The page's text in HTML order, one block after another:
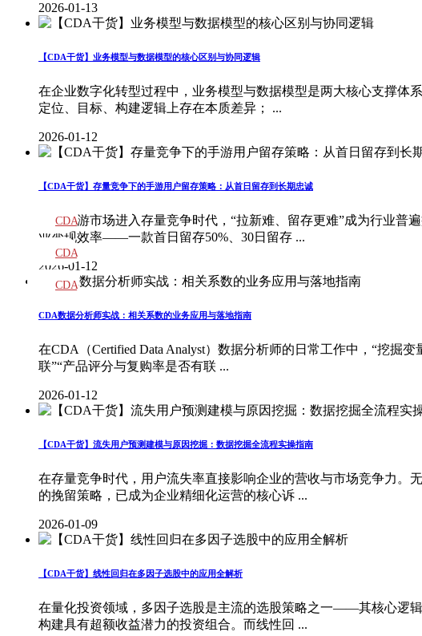
2026-01-13
【CDA干货】业务模型与数据模型的核心区别与协同逻辑
在企业数字化转型过程中，业务模型与数据模型是两大核心支撑体
定位、目标、构建逻辑上存在本质差异； ...
2026-01-12
【CDA干货】存量竞争下的手游用户留存策略：从首日留存到长期忠诚
当前手游市场进入存量竞争时代，“拉新难、留存更难”成为行业
业变现效率——一款首日留存50%、30日留存 ...
2026-01-12
CDA数据分析师实战：相关系数的业务应用与落地指南
在CDA（Certified Data Analyst）数据分析师的日常工作中，“挖
联”“产品评分与复购率是否有联 ...
2026-01-12
【CDA干货】流失用户预测建模与原因挖掘：数据挖掘全流程实操指南
在存量竞争时代，用户流失率直接影响企业的营收与市场竞争力。
的挽留策略，已成为企业精细化运营的核心诉 ...
2026-01-09
【CDA干货】线性回归在多因子选股中的应用全解析
在量化投资领域，多因子选股是主流的选股策略之一——其核心逻
构建具有超额收益潜力的投资组合。而线性回 ...
CDA
教材
CDA
题库
CDA
大纲